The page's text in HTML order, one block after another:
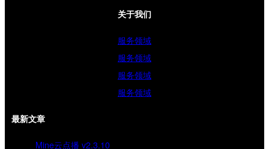
关于我们
服务领域
服务领域
服务领域
服务领域
最新文章
Mine云点播 v2.3.10